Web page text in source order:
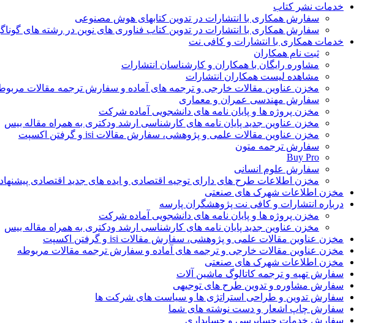
خدمات نشر کتاب
سفارش همکاری با انتشارات در تدوین کتابهای هوش مصنوعی
سفارش همکاری با انتشارات در تدوین کتاب فناوری های نوین در رشته های
خدمات همکاری با انتشارات و کافی نت
ثبت نام همکاران
مشاوره رایگان با همکاران و کارشناسان انتشارات
مشاهده لیست همکاران انتشارات
مخزن عناوین مقالات خارجی و ترجمه های آماده و سفارش ترجمه مقالات
سفارش مهندسی عمران و معماری
مخزن پروژه ها و پایان نامه های دانشجویی آماده شرکت
مخزن عناوین جدید پایان نامه های کارشناسی ارشد ودکتری به همراه مقاله بیس
مخزن عناوین مقالات علمی و پژوهشی، سفارش مقالات isi و گرفتن اکسپت
سفارش ترجمه متون
Buy Pro
سفارش علوم انسانی
مخزن اطلاعات طرح های دارای توجیه اقتصادی و ایده های جدید اقتصادی
مخزن اطلاعات شهرک های صنعتی
درباره انتشارات و کافی نت پژوهشگران پارسه
مخزن پروژه ها و پایان نامه های دانشجویی آماده شرکت
مخزن عناوین جدید پایان نامه های کارشناسی ارشد ودکتری به همراه مقاله بیس
مخزن عناوین مقالات علمی و پژوهشی، سفارش مقالات isi و گرفتن اکسپت
مخزن عناوین مقالات خارجی و ترجمه های آماده و سفارش ترجمه مقالات مربوطه
مخزن اطلاعات شهرک های صنعتی
سفارش تهیه و ترجمه کاتالوگ ماشین آلات
سفارش مشاوره و تدوین طرح های توجیهی
سفارش تدوین و طراحی استراتژی ها و سیاست های شرکت ها
سفارش چاپ اشعار و دست نوشته های شما
سفارش خدمات حسابرسی و حسابداری